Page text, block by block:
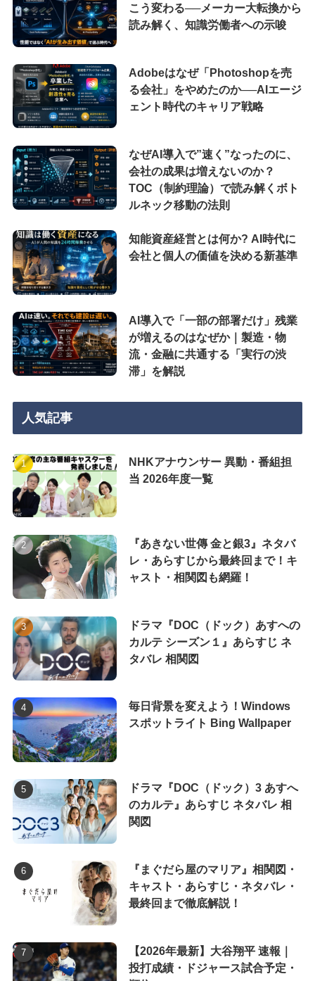
こう変わる──メーカー大転換から
読み解く、知識労働者への示唆
Adobeはなぜ「Photoshopを売
る会社」をやめたのか──AIエージ
ェント時代のキャリア戦略
なぜAI導入で”速く”なったのに、
会社の成果は増えないのか？
TOC（制約理論）で読み解くボト
ルネック移動の法則
知能資産経営とは何か? AI時代に
会社と個人の価値を決める新基準
AI導入で「一部の部署だけ」残業
が増えるのはなぜか｜製造・物
流・金融に共通する「実行の渋
滞」を解説
人気記事
NHKアナウンサー 異動・番組担
当 2026年度一覧
『あきない世傳 金と銀3』ネタバ
レ・あらすじから最終回まで！キ
ャスト・相関図も網羅！
ドラマ『DOC（ドック）あすへの
カルテ シーズン１』あらすじ ネ
タバレ 相関図
毎日背景を変えよう！Windows
スポットライト Bing Wallpaper
ドラマ『DOC（ドック）3 あすへ
のカルテ』あらすじ ネタバレ 相
関図
『まぐだら屋のマリア』相関図・
キャスト・あらすじ・ネタバレ・
最終回まで徹底解説！
【2026年最新】大谷翔平 速報｜
投打成績・ドジャース試合予定・